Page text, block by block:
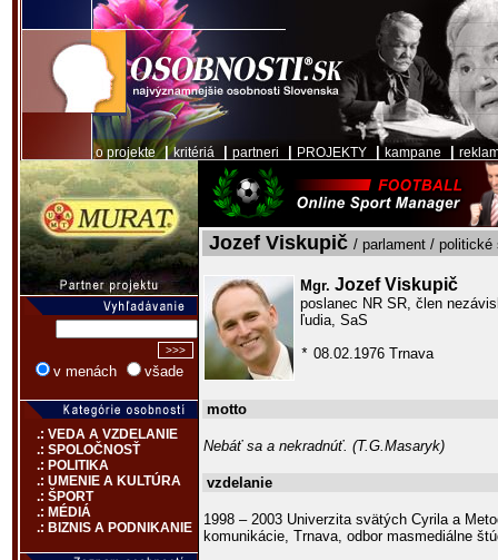
o projekte|kritériá partneri PROJEKTY kampane
v menách všade
.: VEDA A VZDELANIE
.: SPOLOČNOSŤ
.: POLITIKA
.: UMENIE A KULTÚRA
.: ŠPORT
.: MÉDIÁ
.: BIZNIS A PODNIKANIE
Jozef Viskupič / parlament / politické
Mgr. Jozef Viskupič
poslanec NR SR, člen
ľudia, SaS
* 08.02.1976 Trnava
motto
Nebáť sa a nekradnúť. (T.G.Masaryk)
vzdelanie
1998 – 2003 Univerzita svätých Cyrila a
komunikácie, Trnava, odbor masmediálne